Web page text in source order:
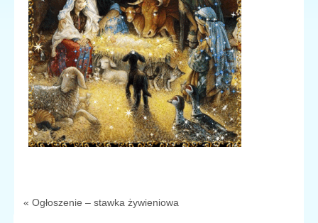
« Ogłoszenie – stawka żywieniowa